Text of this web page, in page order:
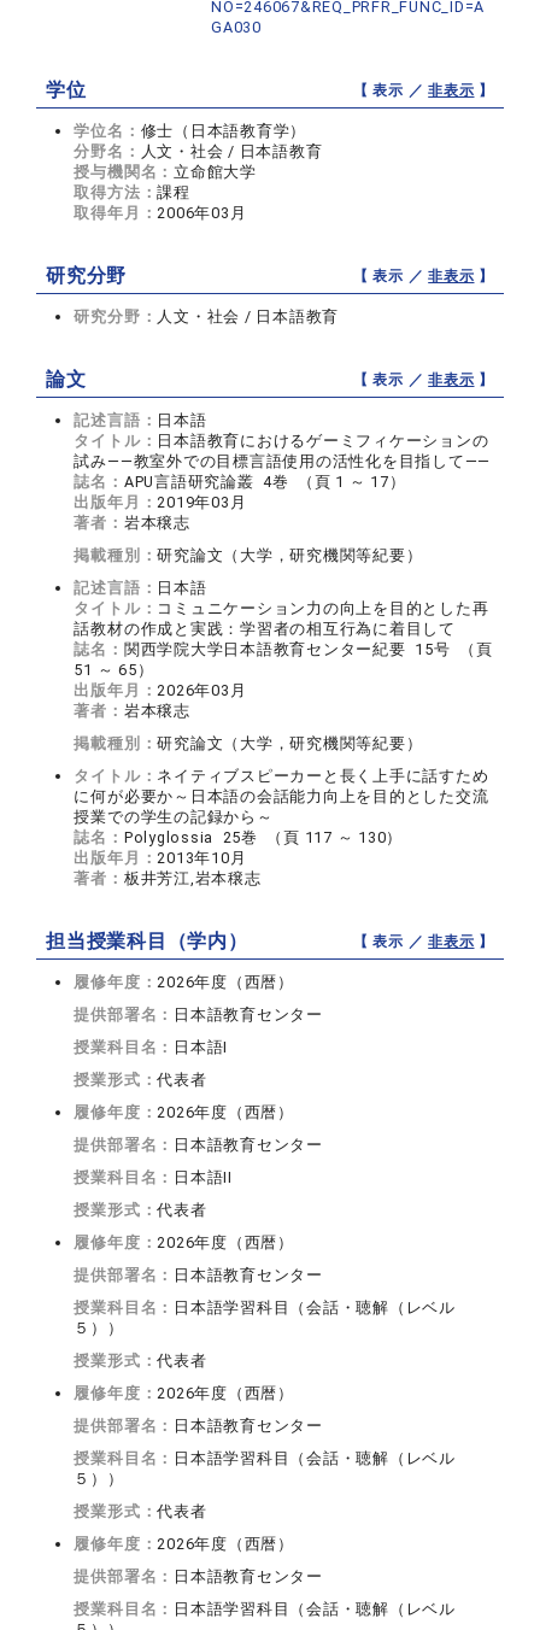
NO=246067&REQ_PRFR_FUNC_ID=A
GA030
学位 【 表示 ／非表示 】
学位名： 修士（日本語教育学）
分野名： 人文・社会 / 日本語教育
授与機関名： 立命館大学
取得方法：課程
取得年月：2006年03月
研究分野 【 表示 ／非表示 】
研究分野： 人文・社会 / 日本語教育
論文 【 表示 ／非表示 】
記述言語： 日本語
タイトル： 日本語教育におけるゲーミフィケーションの
試み――教室外での目標言語使用の活性化を目指して――
誌名： APU言語研究論叢 4巻 （頁 1 ～ 17）
出版年月：2019年03月
著者： 岩本穣志
掲載種別：研究論文（大学，研究機関等紀要）
記述言語： 日本語
タイトル： コミュニケーション力の向上を目的とした再
話教材の作成と実践：学習者の相互行為に着目して
誌名： 関西学院大学日本語教育センター紀要 15号 （頁
51 ～ 65）
出版年月：2026年03月
著者： 岩本穣志
掲載種別：研究論文（大学，研究機関等紀要）
タイトル： ネイティブスピーカーと長く上手に話すため
に何が必要か～日本語の会話能力向上を目的とした交流
授業での学生の記録から～
誌名： Polyglossia 25巻 （頁 117 ～ 130）
出版年月：2013年10月
著者： 板井芳江,岩本穣志
担当授業科目（学内） 【 表示 ／非表示 】
履修年度：2026年度（西暦）
提供部署名： 日本語教育センター
授業科目名： 日本語I
授業形式：代表者
履修年度：2026年度（西暦）
提供部署名： 日本語教育センター
授業科目名： 日本語II
授業形式：代表者
履修年度：2026年度（西暦）
提供部署名： 日本語教育センター
授業科目名： 日本語学習科目（会話・聴解（レベル
５））
授業形式：代表者
履修年度：2026年度（西暦）
提供部署名： 日本語教育センター
授業科目名： 日本語学習科目（会話・聴解（レベル
５））
授業形式：代表者
履修年度：2026年度（西暦）
提供部署名： 日本語教育センター
授業科目名： 日本語学習科目（会話・聴解（レベル